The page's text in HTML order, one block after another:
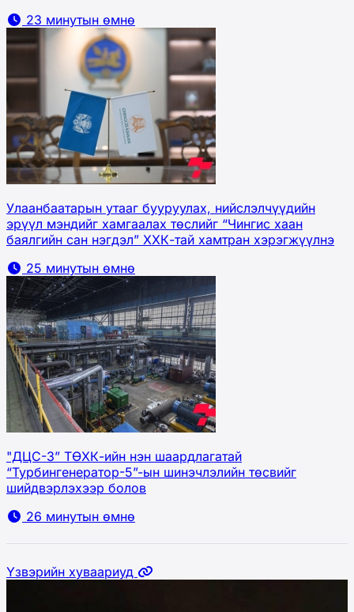
23 минутын өмнө
Улаанбаатарын утааг бууруулах, нийслэлчүүдийн
эрүүл мэндийг хамгаалах төслийг “Чингис хаан
баялгийн сан нэгдэл” ХХК-тай хамтран хэрэгжүүлнэ
25 минутын өмнө
"ДЦС-3” ТӨХК-ийн нэн шаардлагатай
“Турбингенератор-5”-ын шинэчлэлийн төсвийг
шийдвэрлэхээр болов
26 минутын өмнө
Үзвэрийн хуваариуд